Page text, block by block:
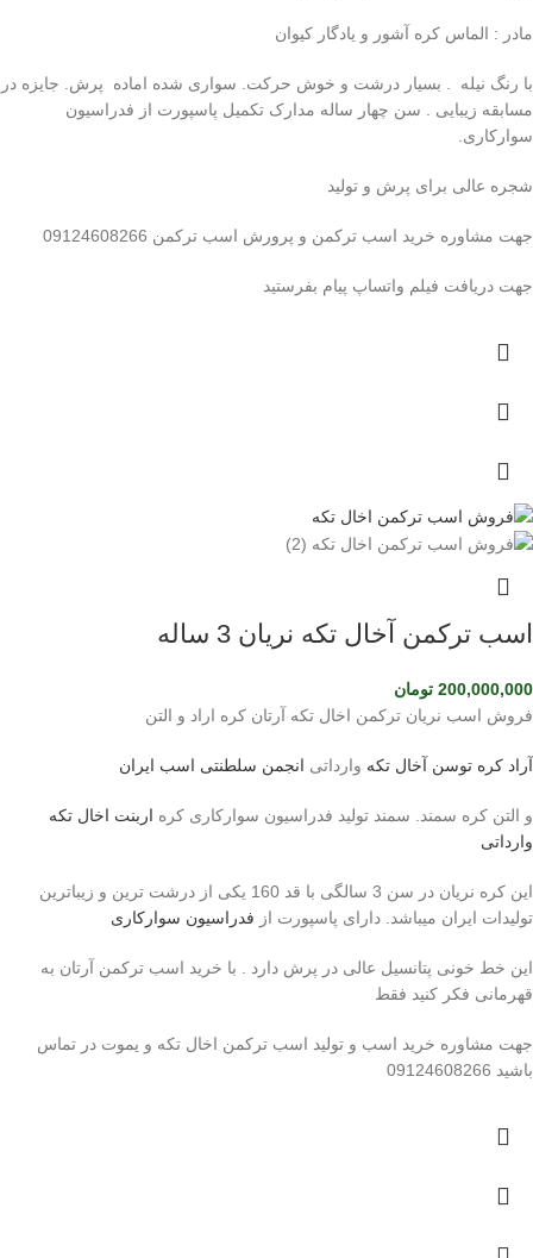
مادر : الماس کره آشور و یادگار کیوان
با رنگ نیله . بسیار درشت و خوش حرکت. سواری شده اماده پرش. جایزه در
مسابقه زیبایی . سن چهار ساله مدارک تکمیل پاسپورت از فدراسیون
سوارکاری.
شجره عالی برای پرش و تولید
جهت مشاوره خرید اسب ترکمن و پرورش اسب ترکمن 09124608266
جهت دریافت فیلم واتساپ پیام بفرستید
اسب ترکمن آخال تکه نریان 3 ساله
200,000,000 تومان
فروش اسب نریان ترکمن اخال تکه آرتان کره اراد و التن
آراد کره توسن آخال تکه وارداتی انجمن سلطنتی اسب ایران
و التن کره سمند. سمند تولید فدراسیون سوارکاری کره اربنت اخال تکه
وارداتی
این کره نریان در سن 3 سالگی با قد 160 یکی از درشت ترین و زیباترین
تولیدات ایران میباشد. دارای پاسپورت از فدراسیون سوارکاری
این خط خونی پتانسیل عالی در پرش دارد . با خرید اسب ترکمن آرتان به
قهرمانی فکر کنید فقط
جهت مشاوره خرید اسب و تولید اسب ترکمن اخال تکه و یموت در تماس
باشید 09124608266